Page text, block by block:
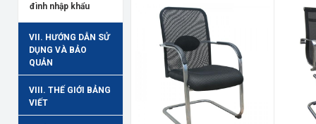
đình nhập khẩu
VII. HƯỚNG DẪN SỬ
DỤNG VÀ BẢO
QUẢN
VIII. THẾ GIỚI BẢNG
VIẾT